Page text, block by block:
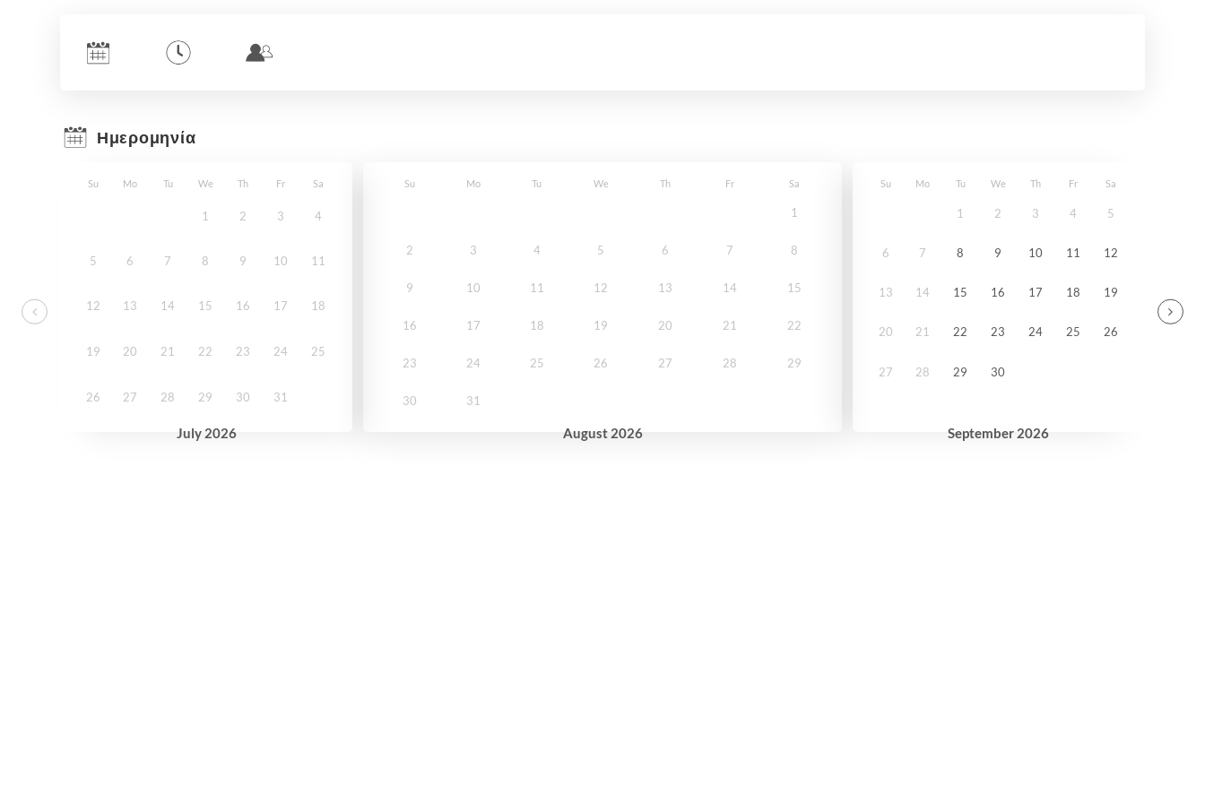
Ημερομηνία
July 2026
Su Mo Tu We Th Fr Sa
1 2 3 4
5 6 7 8 9 10 11
12 13 14 15 16 17 18
19 20 21 22 23 24 25
26 27 28 29 30 31
August 2026
Su Mo Tu We Th Fr Sa
1
2 3 4 5 6 7 8
9 10 11 12 13 14 15
16 17 18 19 20 21 22
23 24 25 26 27 28 29
30 31
September 2026
Su Mo Tu We Th Fr Sa
1 2 3 4 5
6 7 8 9 10 11 12
13 14 15 16 17 18 19
20 21 22 23 24 25 26
27 28 29 30